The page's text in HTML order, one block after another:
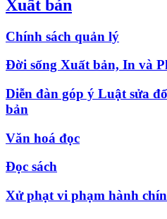
Xuất bản
Chính sách quản lý
Đời sống Xuất bản, In và
Diễn đàn góp ý Luật sửa
bản
Văn hoá đọc
Đọc sách
Xử phạt vi phạm hành